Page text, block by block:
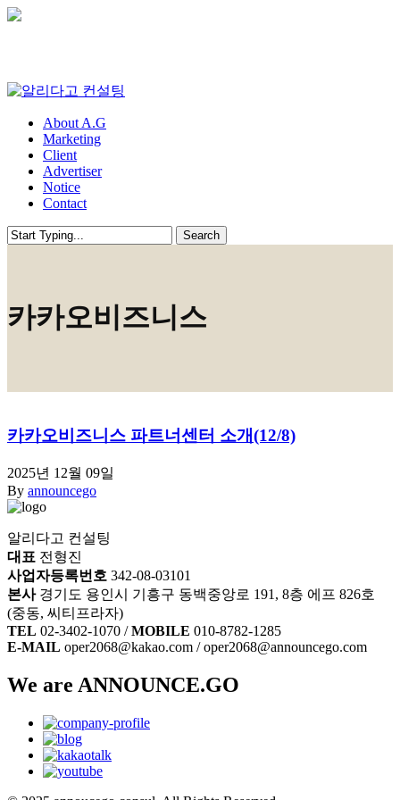
content
Menu
About A.G
Marketing
Client
Advertiser
Notice
Contact
Search
카카오비즈니스
카카오비즈니스 파트너센터 소개(12/8)
2025년 12월 09일
By announcego
알리다고 컨설팅
대표 전형진
사업자등록번호 342-08-03101
본사경기도 용인시 기흥구 동백중앙로 191, 8층 에프 826호
(중동, 씨티프라자)
TEL 02-3402-1070 /MOBILE 010-8782-1285
E-MAIL oper2068@kakao.com / oper2068@announcego.com
We are ANNOUNCE.GO